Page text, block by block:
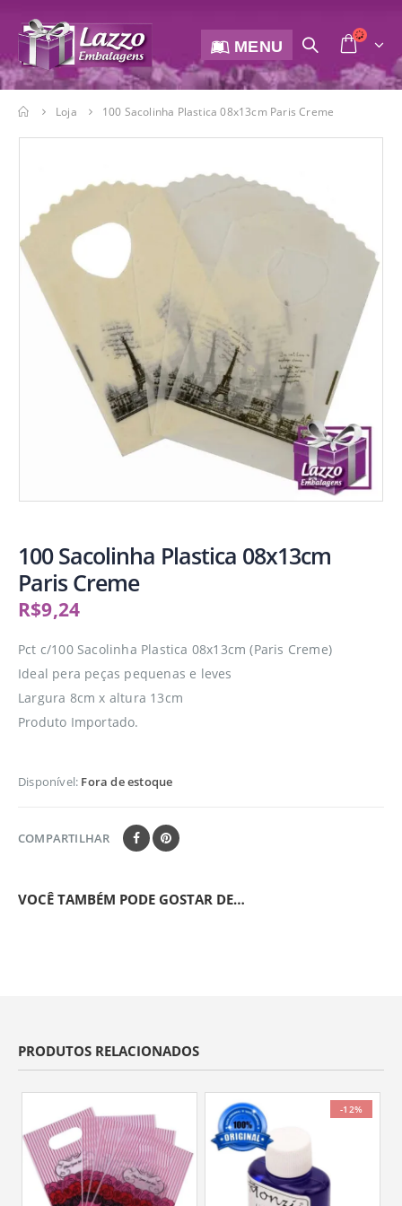
MENU
Loja 100 Sacolinha Plastica 08x13cm Paris Creme
100 Sacolinha Plastica 08x13cm
Paris Creme
R$9,24
Pct c/100 Sacolinha Plastica 08x13cm (Paris Creme)
Ideal pera peças pequenas e leves
Largura 8cm x altura 13cm
Produto Importado.
Disponível: Fora de estoque
COMPARTILHAR
VOCÊ TAMBÉM PODE GOSTAR DE…
PRODUTOS RELACIONADOS
-12%